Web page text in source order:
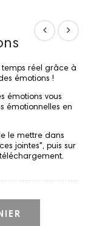
temps réel grâce à
émotions !
émotions vous
émotionnelles en
le mettre dans
jointes", puis sur